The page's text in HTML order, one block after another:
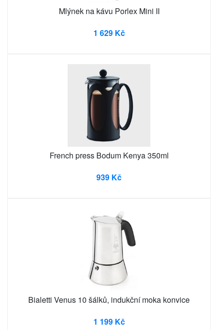
Mlýnek na kávu Porlex Mini II
1 629 Kč
French press Bodum Kenya 350ml
939 Kč
Bialetti Venus 10 šálků, indukční moka konvice
1 199 Kč